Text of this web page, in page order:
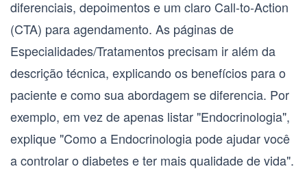
diferenciais, depoimentos e um claro Call-to-Action
(CTA) para agendamento. As páginas de
Especialidades/Tratamentos precisam ir além da
descrição técnica, explicando os benefícios para o
paciente e como sua abordagem se diferencia. Por
exemplo, em vez de apenas listar "Endocrinologia",
explique "Como a Endocrinologia pode ajudar você
a controlar o diabetes e ter mais qualidade de vida".